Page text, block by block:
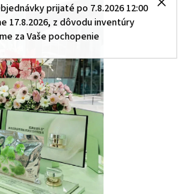
prijaté po 7.8.2026 12:00
17.8.2026, z dôvodu inventúry
za Vaše pochopenie